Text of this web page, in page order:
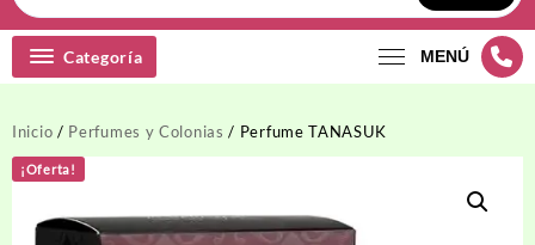
Categoría MENÚ
Inicio / Perfumes y Colonias / Perfume TANASUK
¡Oferta!